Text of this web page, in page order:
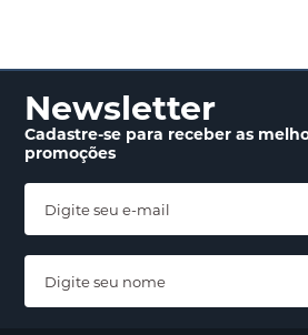
Newsletter
Cadastre-se para receberas
promoções